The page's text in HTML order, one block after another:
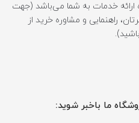
خدمات به شما می‌باشد (جهت
راهنمایی و مشاوره خرید از
ما باخبر شوید: